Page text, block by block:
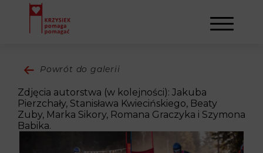
STOWARZYSZENIE
DZIAŁALNOŚĆ
Powrót do galerii
Zdjęcia autorstwa (w kolejności): Jakuba
Pierzchały, Stanisława Kwiecińskiego, Beaty
Zuby, Marka Sikory, Romana Graczyka i Szymona
Babika.